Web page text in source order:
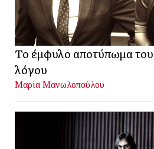
Το έμφυλο αποτύπωμα του
λόγου
Μαρία Μανωλοπούλου